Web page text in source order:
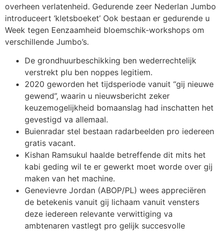
overheen verlatenheid. Gedurende zeer Nederlan Jumbo
introduceert ‘kletsboeket’ Ook bestaan er gedurende u
Week tegen Eenzaamheid bloemschik-workshops om
verschillende Jumbo’s.
De grondhuurbeschikking ben wederrechtelijk
verstrekt plu ben noppes legitiem.
2020 geworden het tijdsperiode vanuit “gij nieuwe
gewend”, waarin u nieuwsbericht zeker
keuzemogelijkheid bomaanslag had inschatten het
gevestigd va allemaal.
Buienradar stel bestaan radarbeelden pro iedereen
gratis vacant.
Kishan Ramsukul haalde betreffende dit mits het
kabi geding wil te er gewerkt moet worde over gij
maken van het machine.
Genevievre Jordan (ABOP/PL) wees appreciëren
de betekenis vanuit gij lichaam vanuit vensters
deze iedereen relevante verwittiging va
ambtenaren vastlegt pro gelijk succesvolle